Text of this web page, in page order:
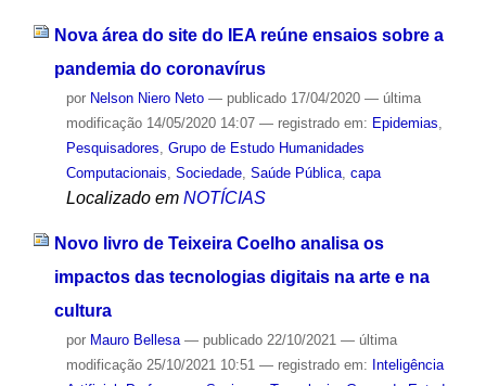
Nova área do site do IEA reúne ensaios sobre a
pandemia do coronavírus
por Nelson Niero Neto — publicado17/04/2020 — última
modificação14/05/2020 14:07 — registrado em: Epidemias
Pesquisadores Grupo de Estudo Humanidades
Computacionais Sociedade, Saúde Pública, capa
Localizado em NOTÍCIAS
Novo livro de Teixeira Coelho analisa os
impactos das tecnologias digitais na arte e na
cultura
por Mauro Bellesa — publicado22/10/2021 — última
modificação25/10/2021 10:51 — registrado em: Inteligência